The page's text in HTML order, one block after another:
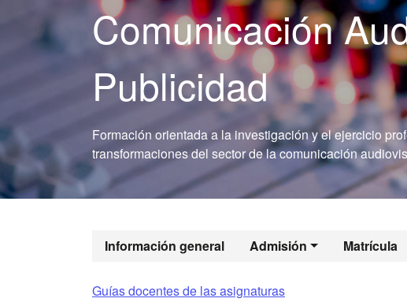
Comunicación
Publicidad
Formación orientada a la investigación y el ejercicio
transformaciones del sector de la comunicación
Información general Admisión Matrícula
Máster Oficial
Guías docentes de las asignaturas